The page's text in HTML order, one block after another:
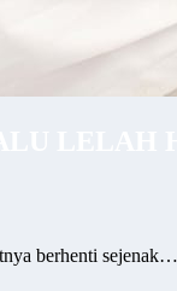
berhenti